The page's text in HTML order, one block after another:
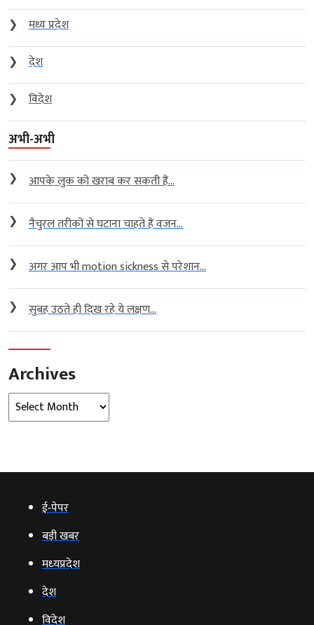
❯
मध्य प्रदेश
❯
देश
❯
विदेश
अभी-अभी
❯ आपके लुक को खराब कर सकती हैं...
❯ नैचुरल तरीकों से घटाना चाहते हैं वजन...
❯ अगर आप भी motion sickness से परेशान...
❯ सुबह उठते ही दिख रहे ये लक्षण...
Archives
Archives
ई‑पेपर
बड़ी खबर
मध्‍यप्रदेश
देश
विदेश